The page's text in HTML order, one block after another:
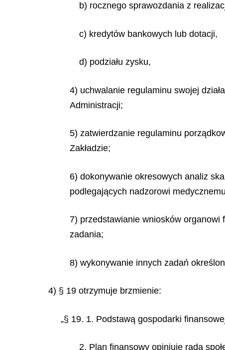
b) rocznego sprawozdania z
c) kredytów bankowych lub dotacji,
d) podziału zysku,
4) uchwalanie regulaminu swojej
Administracji;
5) zatwierdzanie regulaminu
Zakładzie;
6) dokonywanie okresowych analiz
podlegających nadzorowi
7) przedstawianie wniosków organowi
zadania;
8) wykonywanie innych zadań
4) § 19 otrzymuje brzmienie:
„§ 19. 1. Podstawą gospodarki
2. Plan finansowy opiniuje rada